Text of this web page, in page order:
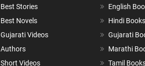
Best Stories
Best Novels
Gujarati Videos
Authors
Short Videos
English
Hindi Books
Gujarati
Marathi
Tamil